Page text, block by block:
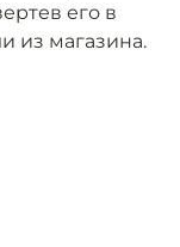
его в
из магазина.